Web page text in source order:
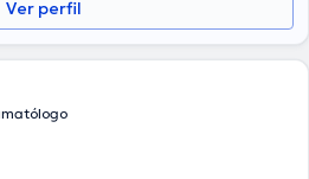
Ver perfil